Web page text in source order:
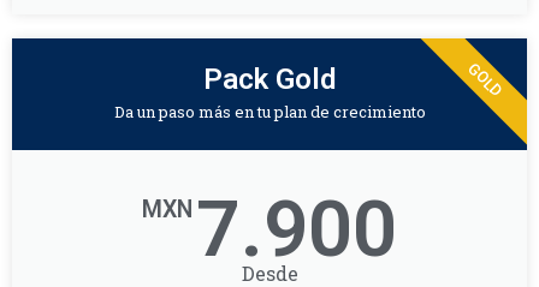
Pack Gold
Da un paso más en tu plan de crecimiento
MXN 7.900
Desde
GOLD